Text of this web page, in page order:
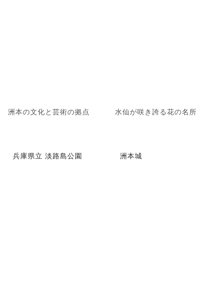
洲本の文化と芸術の拠点 水仙が咲き誇る花の名所
兵庫県立 淡路島公園 洲本城